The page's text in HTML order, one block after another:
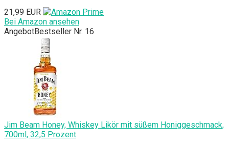
21,99 EUR
Bei Amazon ansehen
AngebotBestseller Nr. 16
Jim Beam Honey, Whiskey Likör mit süßem Honiggeschmack,
700ml, 32,5 Prozent